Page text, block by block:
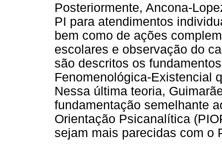
Posteriormente, Ancona-
PI para atendimentos
bem como de ações
escolares e observação do
são descritos os
Fenomenológica-Existencial
Nessa última teoria,
fundamentação semelhante
Orientação Psicanalítica
sejam mais parecidas com o